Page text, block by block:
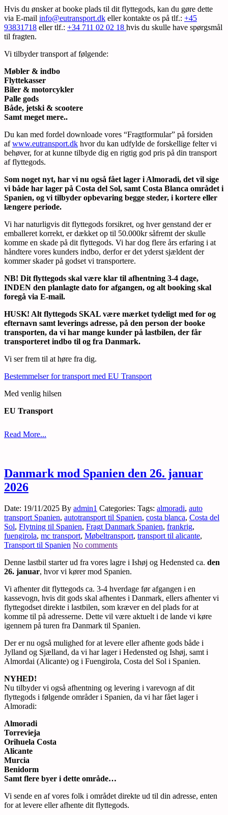
Hvis du ønsker at booke plads til dit flyttegods, kan du gøre dette
via E-mail info@eutransport.dk eller kontakte os på tlf.: +45
93831718 eller tlf.: +34 711 02 02 18 hvis du skulle have spørgsmål
til fragten.
Vi tilbyder transport af følgende:
Møbler & indbo
Flyttekasser
Biler & motorcykler
Palle gods
Både, jetski & scootere
Samt meget mere..
Du kan med fordel downloade vores “Fragtformular” på forsiden
afwww.eutransport.dk hvor du kan udfylde de forskellige felter vi
behøver, for at kunne tilbyde dig en rigtig god pris på din transport
af flyttegods.
Som noget nyt, har vi nu også fået lager i Almoradi, det vil sige
vi både har lager på Costa del Sol, samt Costa Blanca området i
Spanien, og vi tilbyder opbevaring begge steder, i kortere eller
længere periode.
Vi har naturligvis dit flyttegods forsikret, og hver genstand der er
emballeret korrekt, er dækket op til 50.000kr såfremt der skulle
komme en skade på dit flyttegods. Vi har dog flere års erfaring i at
håndtere vores kunders indbo, derfor er det yderst sjældent der
kommer skader på godset vi transportere.
NB! Dit flyttegods skal være klar til afhentning 3-4 dage,
INDEN den planlagte dato for afgangen, og alt booking skal
foregå via E-mail.
HUSK! Alt flyttegods SKAL være mærket tydeligt med for og
efternavn samt leverings adresse, på den person der booke
transporten, da vi har mange kunder på lastbilen, der får
transporteret indbo til og fra Danmark.
Vi ser frem til at høre fra dig.
Bestemmelser for transport med EU Transport
Med venlig hilsen
EU Transport
Read More...
Danmark mod Spanien den 26. januar
2026
Date: 19/11/2025 By admin1 Categories: Tags: almoradi, auto
transport Spanien, autotransport til Spanien, costa blanca, Costa del
Sol, Flytning til Spanien, Fragt Danmark Spanien, frankrig,
fuengirola, mc transport, Møbeltransport, transport til alicante,
Transport til Spanien No comments
Denne lastbil starter ud fra vores lagre i Ishøj og Hedensted ca. den
26. januar, hvor vi kører mod Spanien.
Vi afhenter dit flyttegods ca. 3-4 hverdage før afgangen i en
kassevogn, hvis dit gods skal afhentes i Danmark, ellers afhenter vi
flyttegodset direkte i lastbilen, som kræver en del plads for at
komme til på adresserne. Dette vil være aktuelt i de lande vi køre
igennem på turen fra Danmark til Spanien.
Der er nu også mulighed for at levere eller afhente gods både i
Jylland og Sjælland, da vi har lager i Hedensted og Ishøj, samt i
Almordai (Alicante) og i Fuengirola, Costa del Sol i Spanien.
NYHED!
Nu tilbyder vi også afhentning og levering i varevogn af dit
flyttegods i følgende områder i Spanien, da vi har fået lager i
Almoradi:
Almoradi
Torrevieja
Orihuela Costa
Alicante
Murcia
Benidorm
Samt flere byer i dette område…
Vi sende en af vores folk i området direkte ud til din adresse, enten
for at levere eller afhente dit flyttegods.